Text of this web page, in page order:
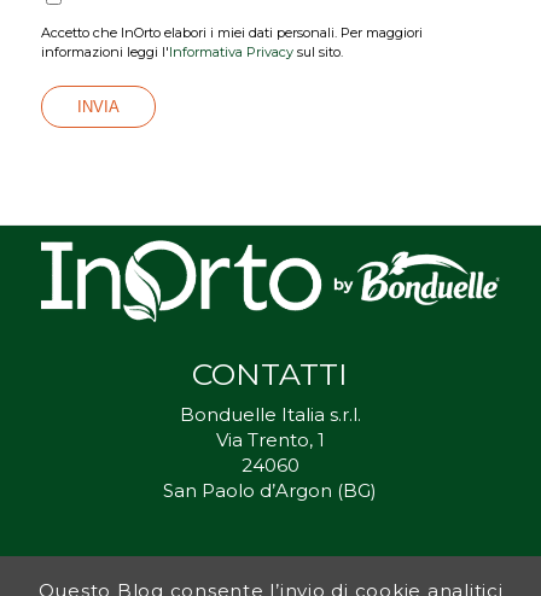
Accetto che InOrto elabori i miei dati personali. Per maggiori
informazioni leggi l'Informativa Privacysul sito.
CONTATTI
Bonduelle Italia s.r.l.
Via Trento, 1
24060
San Paolo d’Argon (BG)
Questo Blog consente l’invio di cookie analitici